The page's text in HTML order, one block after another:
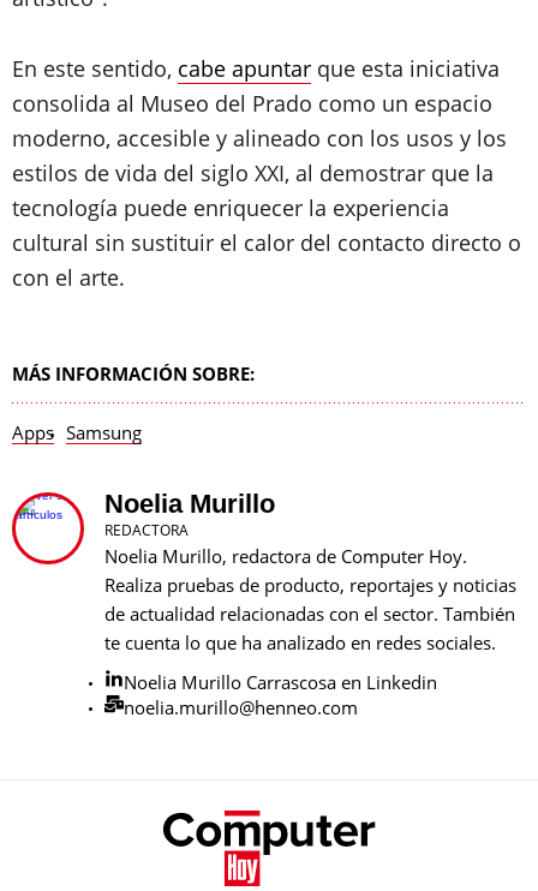
En este sentido, cabe apuntar que esta iniciativa
consolida al Museo del Prado como un espacio
moderno, accesible y alineado con los usos y los
estilos de vida del siglo XXI, al demostrar que la
tecnología puede enriquecer la experiencia
cultural sin sustituir el calor del contacto directo o
con el arte.
MÁS INFORMACIÓN SOBRE:
Apps Samsung
Noelia Murillo
REDACTORA
Noelia Murillo, redactora de Computer Hoy.
Realiza pruebas de producto, reportajes y noticias
de actualidad relacionadas con el sector. También
te cuenta lo que ha analizado en redes sociales.
Noelia Murillo Carrascosa en Linkedin
noelia.murillo@henneo.com